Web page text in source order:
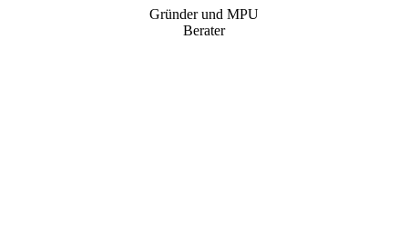
Gründer und MPU
Berater